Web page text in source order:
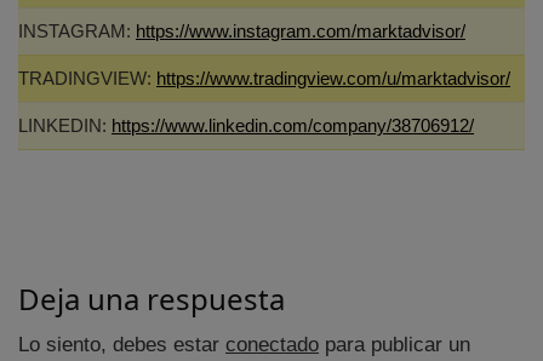
INSTAGRAM: https://www.instagram.com/marktadvisor/
TRADINGVIEW: https://www.tradingview.com/u/marktadvisor/
LINKEDIN: https://www.linkedin.com/company/38706912/
Deja una respuesta
Lo siento, debes estar conectado para publicar un